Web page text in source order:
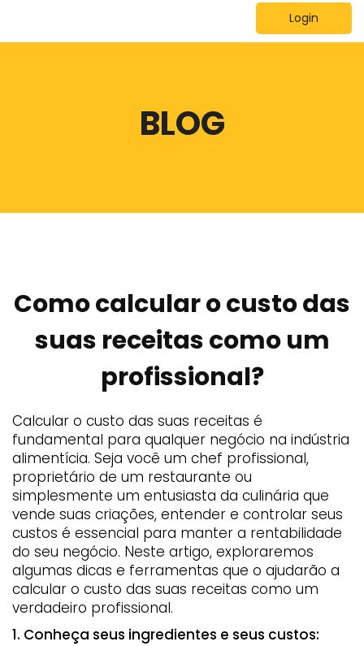
Login
BLOG
Como calcular o custo das
suas receitas como um
profissional?
Calcular o custo das suas receitas é
fundamental para qualquer negócio na indústria
alimentícia. Seja você um chef profissional,
proprietário de um restaurante ou
simplesmente um entusiasta da culinária que
vende suas criações, entender e controlar seus
custos é essencial para manter a rentabilidade
do seu negócio. Neste artigo, exploraremos
algumas dicas e ferramentas que o ajudarão a
calcular o custo das suas receitas como um
verdadeiro profissional.
1. Conheça seus ingredientes e seus custos: